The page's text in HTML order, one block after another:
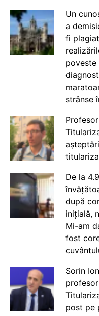
Un
a
fi
poveste
strânse
De la
după
inițială,
Mi-am
fost
Sorin
post pe